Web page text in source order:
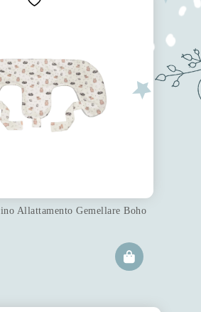
Allattamento Gemellare Boho